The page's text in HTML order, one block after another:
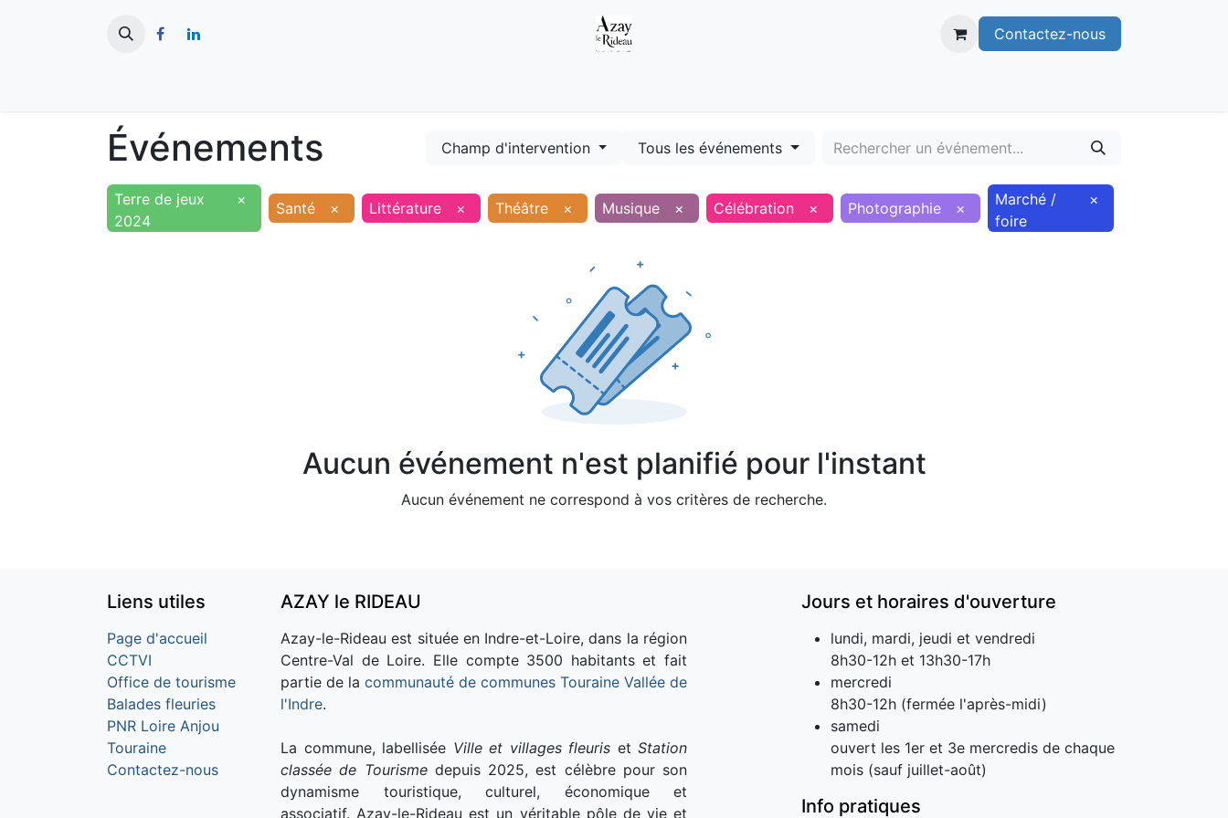
Contactez-nous
Événements Champ d'intervention Tous les événements
Terre de jeux
2024
× Santé × Littérature × Théâtre × Musique × Célébration × Photographie ×
Marché /
foire
×
Aucun événement n'est planifié pour l'instant
Aucun événement ne correspond à vos critères de recherche.
Liens utiles
Page d'accueil
CCTVI
Office de tourisme
Balades fleuries
PNR Loire Anjou
Touraine
Contactez-nous
AZAY le RIDEAU
Azay-le-Rideau est située en Indre-et-Loire, dans la région
Centre-Val de Loire. Elle compte 3500 habitants et fait
partie de la communauté de communes Touraine Vallée de
l'Indre.
La commune, labellisée Ville et villages fleuris et Station
classée de Tourismedepuis 2025, est célèbre pour son
dynamisme touristique, culturel, économique et
associatif. Azay-le-Rideau est un véritable pôle de vie et
Jours et horaires d'ouverture
lundi, mardi, jeudi et vendredi
8h30-12h et 13h30-17h
mercredi
8h30-12h (fermée l'après-midi)
samedi
ouvert les 1er et 3e mercredis de chaque
mois (sauf juillet-août)
Info pratiques